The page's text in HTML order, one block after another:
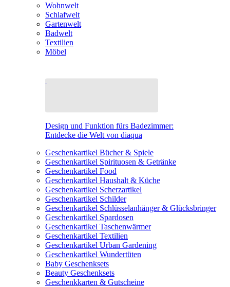
Wohnwelt
Schlafwelt
Gartenwelt
Badwelt
Textilien
Möbel
Design und Funktion fürs Badezimmer:
Entdecke die Welt von diaqua
Geschenkartikel Bücher & Spiele
Geschenkartikel Spirituosen & Getränke
Geschenkartikel Food
Geschenkartikel Haushalt & Küche
Geschenkartikel Scherzartikel
Geschenkartikel Schilder
Geschenkartikel Schlüsselanhänger & Glücksbringer
Geschenkartikel Spardosen
Geschenkartikel Taschenwärmer
Geschenkartikel Textilien
Geschenkartikel Urban Gardening
Geschenkartikel Wundertüten
Baby Geschenksets
Beauty Geschenksets
Geschenkkarten & Gutscheine